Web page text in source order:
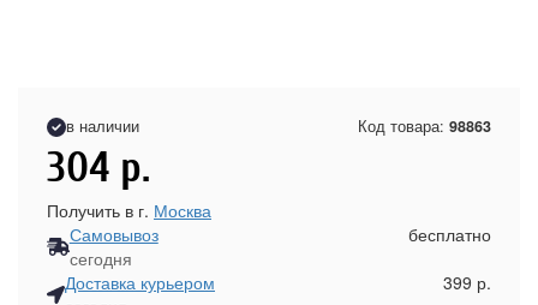
в наличии Код товара: 98863
304 р.
Получить в г. Москва
Самовывоз
сегодня
бесплатно
Доставка курьером
399 р.